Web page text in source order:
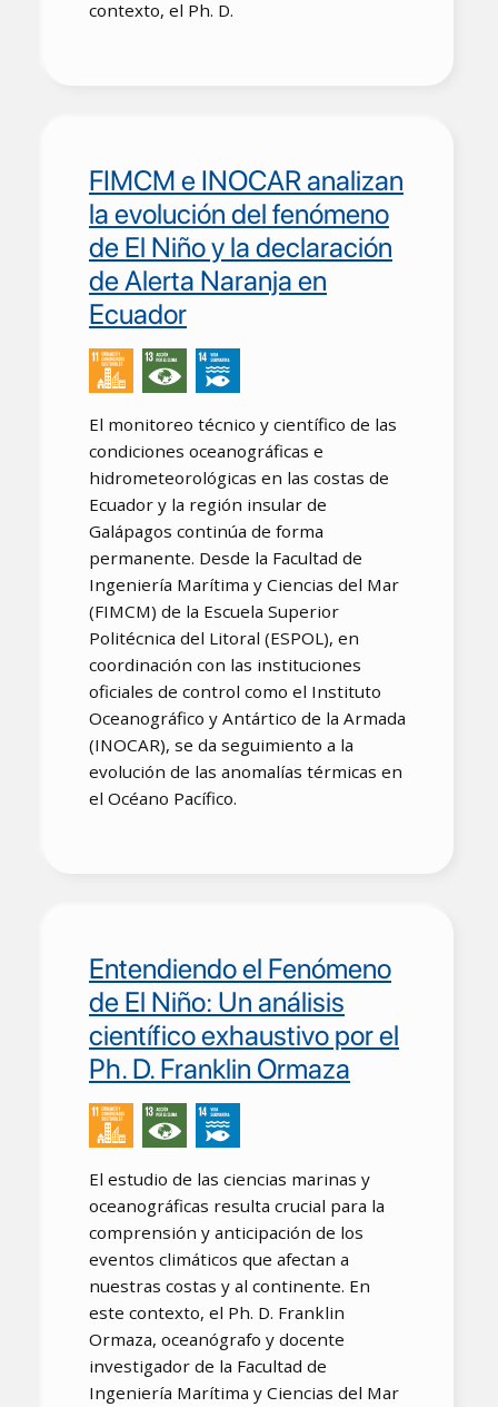
contexto, el Ph. D.
FIMCM e INOCAR analizan
la evolución del fenómeno
de El Niño y la declaración
de Alerta Naranja en
Ecuador
El monitoreo técnico y científico de las
condiciones oceanográficas e
hidrometeorológicas en las costas de
Ecuador y la región insular de
Galápagos continúa de forma
permanente. Desde la Facultad de
Ingeniería Marítima y Ciencias del Mar
(FIMCM) de la Escuela Superior
Politécnica del Litoral (ESPOL), en
coordinación con las instituciones
oficiales de control como el Instituto
Oceanográfico y Antártico de la Armada
(INOCAR), se da seguimiento a la
evolución de las anomalías térmicas en
el Océano Pacífico.
Entendiendo el Fenómeno
de El Niño: Un análisis
científico exhaustivo por el
Ph. D. Franklin Ormaza
El estudio de las ciencias marinas y
oceanográficas resulta crucial para la
comprensión y anticipación de los
eventos climáticos que afectan a
nuestras costas y al continente. En
este contexto, el Ph. D. Franklin
Ormaza, oceanógrafo y docente
investigador de la Facultad de
Ingeniería Marítima y Ciencias del Mar